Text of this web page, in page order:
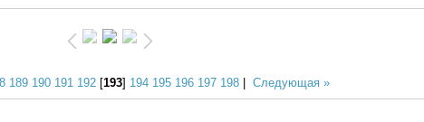
189 190 191 192[193] 194 195 196 197 198| Следующая »